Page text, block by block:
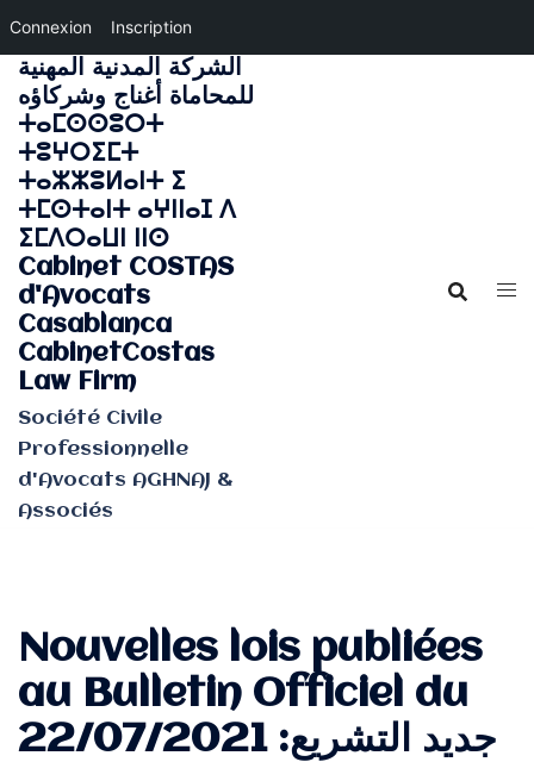
Connexion Inscription
Aller
au
contenu
الشركة المدنية المهنية
للمحاماة أغناج وشركاؤه
ⵜⴰⵎⵙⵙⵓⵔⵜ
ⵜⵓⵖⵔⵉⵎⵜ
ⵜⴰⵣⵣⵓⵍⴰⵏⵜ ⵉ
ⵜⵎⵙⵜⴰⵏⵜ ⴰⵖⵏⵏⴰⵊ ⴷ
ⵉⵎⴷⵔⴰⵡⵏ ⵏⵏⵙ
Cabinet COSTAS
d'Avocats
Casablanca
CabinetCostas
Law Firm
Société Civile
Professionnelle
d'Avocats AGHNAJ &
Associés
Nouvelles lois publiées
au Bulletin Officiel du
22/07/2021 جديد التشريع: